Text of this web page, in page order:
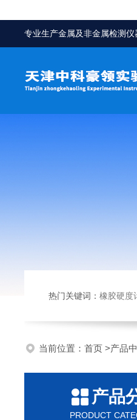
专业生产金属及非金属检测仪
热门关键词： 橡胶硬度计,
当前位置： 首页 >产品
产品
PRODUCT